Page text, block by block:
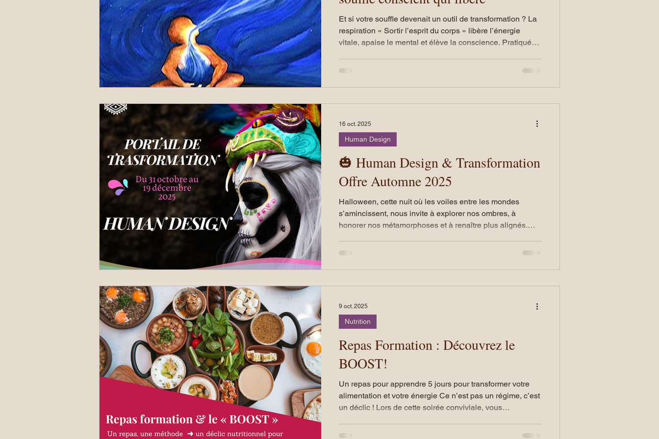
Et si votre souffle devenait un outil de transformation ? La
respiration « Sortir l’esprit du corps » libère l’énergie
vitale, apaise le mental et élève la conscience. Pratiquée
🎃 Human Design & Transformation
Offre Automne 2025
Halloween, cette nuit où les voiles entre les mondes
s’amincissent, nous invite à explorer nos ombres, à
honorer nos métamorphoses et à renaître plus alignés.
processus de connaissance de soi, permet de révéler les
dynamiques énergétiques qui nous habitent et de poser
Human Design
16 oct. 2025
Repas Formation : Découvrez le
BOOST!
Un repas pour apprendre 5 jours pour transformer votre
alimentation et votre énergie Ce n’est pas un régime, c’est
un déclic ! Lors de cette soirée conviviale, vous
Nutrition
9 oct. 2025